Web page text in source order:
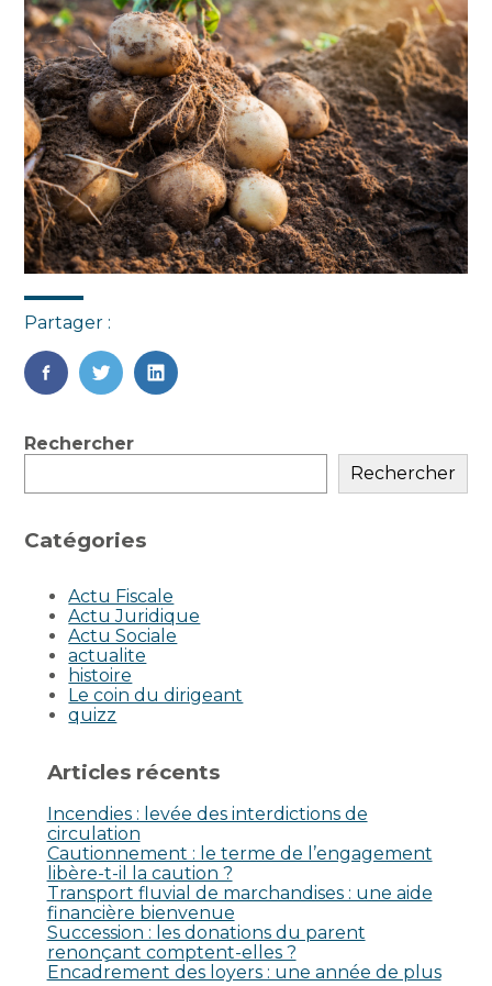
Partager :
FaceBook
TwitterLinkedIn
Blog
Rechercher
Rechercher
Catégories
Actu Fiscale
Actu Juridique
Actu Sociale
actualite
histoire
Le coin du dirigeant
quizz
Articles récents
Incendies : levée des interdictions de
circulation
Cautionnement : le terme de l’engagement
libère-t-il la caution ?
Transport fluvial de marchandises : une aide
financière bienvenue
Succession : les donations du parent
renonçant comptent-elles ?
Encadrement des loyers : une année de plus